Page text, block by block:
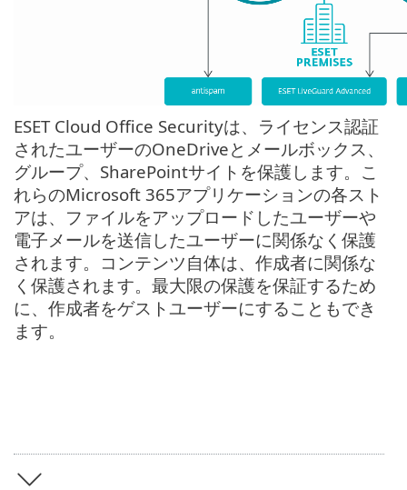
ESET Cloud Office Securityは、ライセンス認証
されたユーザーのOneDriveとメールボックス、
グループ、SharePointサイトを保護します。こ
れらのMicrosoft 365アプリケーションの各スト
アは、ファイルをアップロードしたユーザーや
電子メールを送信したユーザーに関係なく保護
されます。コンテンツ自体は、作成者に関係な
く保護されます。最大限の保護を保証するため
に、作成者をゲストユーザーにすることもでき
ます。